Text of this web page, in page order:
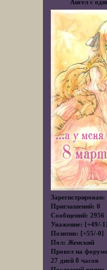
Ангел с
Зарегистрирован:
Приглашений: 0
Сообщений: 2956
Уважение: [+49/-1]
Позитив: [+55/-0]
Пол: Женский
Провел на
27 дней 8 часов